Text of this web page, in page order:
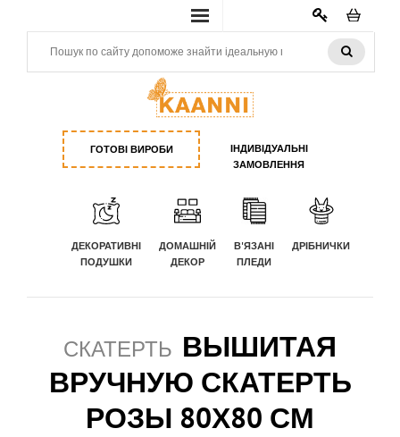
КАБИНЕТ
ГОТОВІ ВИРОБИ
ІНДИВІДУАЛЬНІ
ЗАМОВЛЕННЯ
ДЕКОРАТИВНІ
ПОДУШКИ
ДОМАШНІЙ
ДЕКОР
В'ЯЗАНІ
ПЛЕДИ
ДРІБНИЧКИ
СКАТЕРТЬ ВЫШИТАЯ
ВРУЧНУЮ СКАТЕРТЬ
РОЗЫ 80Х80 СМ